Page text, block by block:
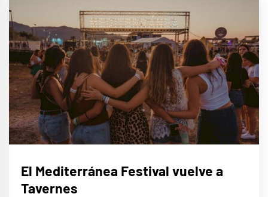
El Mediterránea Festival vuelve a
Tavernes